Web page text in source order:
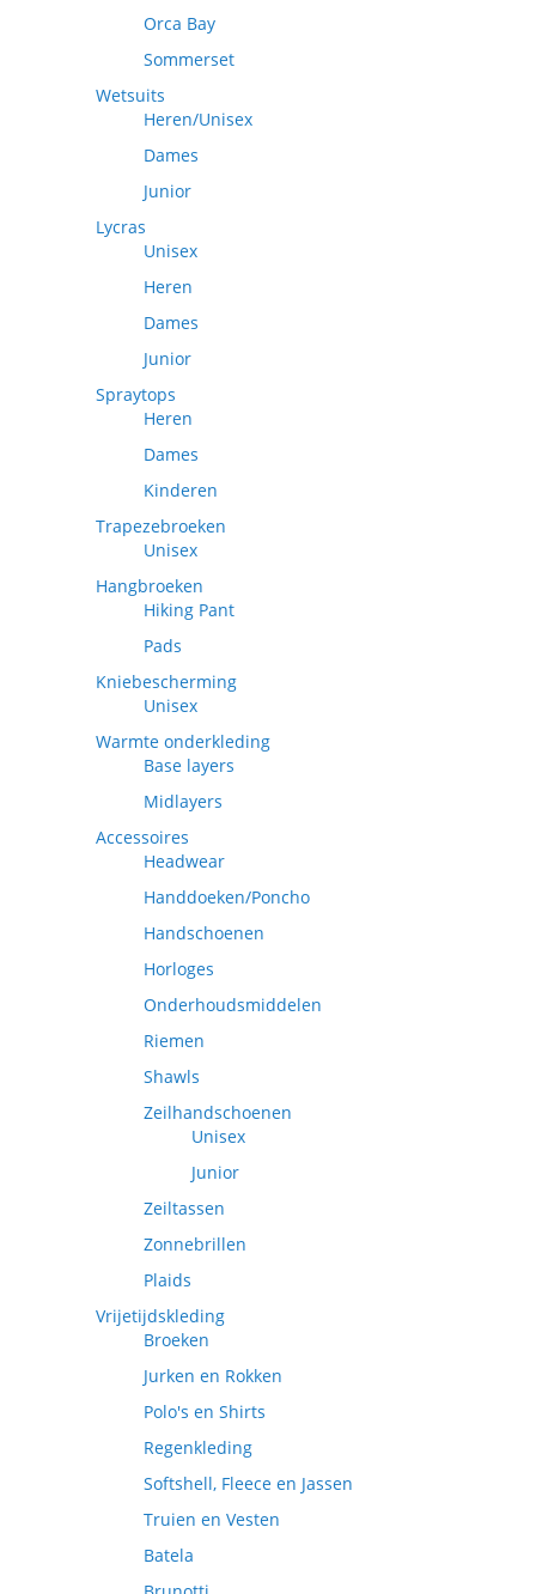
Orca Bay
Sommerset
Wetsuits
Heren/Unisex
Dames
Junior
Lycras
Unisex
Heren
Dames
Junior
Spraytops
Heren
Dames
Kinderen
Trapezebroeken
Unisex
Hangbroeken
Hiking Pant
Pads
Kniebescherming
Unisex
Warmte onderkleding
Base layers
Midlayers
Accessoires
Headwear
Handdoeken/Poncho
Handschoenen
Horloges
Onderhoudsmiddelen
Riemen
Shawls
Zeilhandschoenen
Unisex
Junior
Zeiltassen
Zonnebrillen
Plaids
Vrijetijdskleding
Broeken
Jurken en Rokken
Polo's en Shirts
Regenkleding
Softshell, Fleece en Jassen
Truien en Vesten
Batela